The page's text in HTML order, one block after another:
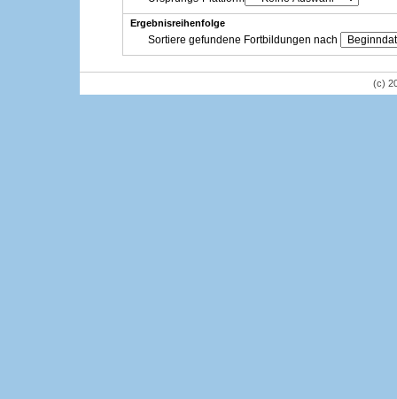
Ergebnisreihenfolge
Sortiere gefundene Fortbildungen nach
(c)